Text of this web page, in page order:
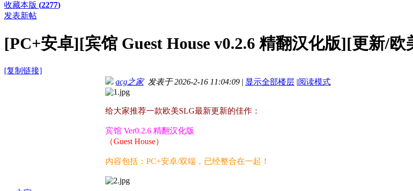
收藏本版 (2277)
发表新帖
[PC+安卓][宾馆 Guest House v0.2.6 精翻汉化版][更新/
[复制链接]
acg之家发表于 2026-2-16 11:04:09 | 显示全部楼层 |阅读模式
给大家推荐一款欧美SLG最新更新的佳作：
宾馆 Ver0.2.6 精翻汉化版
（Guest House）
内容包括：PC+安卓/双端，已经整合在一起！